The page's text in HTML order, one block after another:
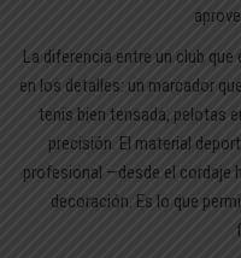
La diferencia entre un club
en los detalles: un marcador
tenis bien tensada, pelotas
precisión. El material
profesional —desde el cordaje
decoración. Es lo que